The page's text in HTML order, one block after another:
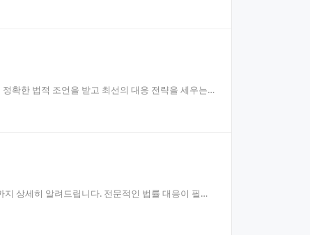
확한 법적 조언을 받고 최선의 대응 전략을 세우는
상세히 알려드립니다. 전문적인 법률 대응이 필요